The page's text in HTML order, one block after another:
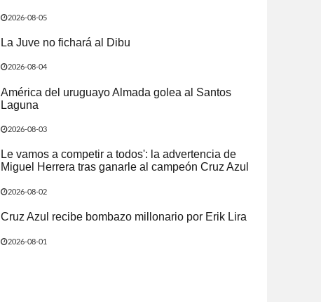
2026-08-05
La Juve no fichará al Dibu
2026-08-04
América del uruguayo Almada golea al Santos
Laguna
2026-08-03
Le vamos a competir a todos': la advertencia de
Miguel Herrera tras ganarle al campeón Cruz Azul
2026-08-02
Cruz Azul recibe bombazo millonario por Erik Lira
2026-08-01